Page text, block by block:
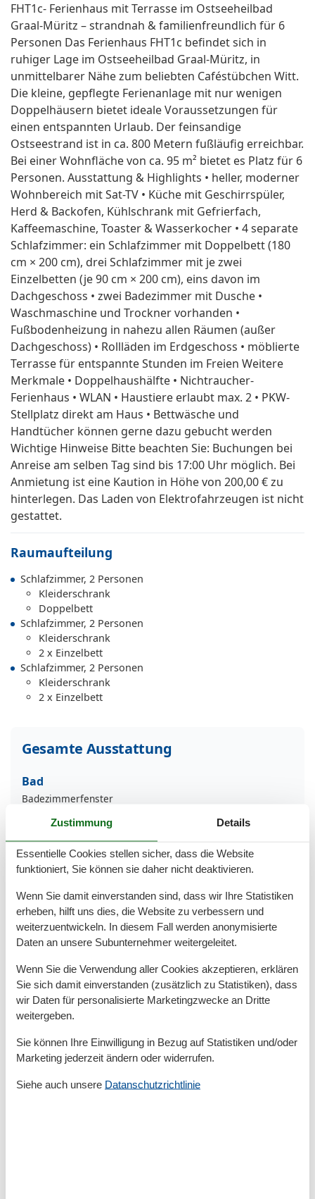
FHT1c- Ferienhaus mit Terrasse im Ostseeheilbad
Graal-Müritz – strandnah & familienfreundlich für 6
Personen Das Ferienhaus FHT1c befindet sich in
ruhiger Lage im Ostseeheilbad Graal-Müritz, in
unmittelbarer Nähe zum beliebten Caféstübchen Witt.
Die kleine, gepflegte Ferienanlage mit nur wenigen
Doppelhäusern bietet ideale Voraussetzungen für
einen entspannten Urlaub. Der feinsandige
Ostseestrand ist in ca. 800 Metern fußläufig erreichbar.
Bei einer Wohnfläche von ca. 95 m² bietet es Platz für 6
Personen. Ausstattung & Highlights • heller, moderner
Wohnbereich mit Sat-TV • Küche mit Geschirrspüler,
Herd & Backofen, Kühlschrank mit Gefrierfach,
Kaffeemaschine, Toaster & Wasserkocher • 4 separate
Schlafzimmer: ein Schlafzimmer mit Doppelbett (180
cm × 200 cm), drei Schlafzimmer mit je zwei
Einzelbetten (je 90 cm × 200 cm), eins davon im
Dachgeschoss • zwei Badezimmer mit Dusche •
Waschmaschine und Trockner vorhanden •
Fußbodenheizung in nahezu allen Räumen (außer
Dachgeschoss) • Rollläden im Erdgeschoss • möblierte
Terrasse für entspannte Stunden im Freien Weitere
Merkmale • Doppelhaushälfte • Nichtraucher-
Ferienhaus • WLAN • Haustiere erlaubt max. 2 • PKW-
Stellplatz direkt am Haus • Bettwäsche und
Handtücher können gerne dazu gebucht werden
Wichtige Hinweise Bitte beachten Sie: Buchungen bei
Anreise am selben Tag sind bis 17:00 Uhr möglich. Bei
Anmietung ist eine Kaution in Höhe von 200,00 € zu
hinterlegen. Das Laden von Elektrofahrzeugen ist nicht
gestattet.
Raumaufteilung
Schlafzimmer, 2 Personen
Kleiderschrank
Doppelbett
Schlafzimmer, 2 Personen
Kleiderschrank
2 x Einzelbett
Schlafzimmer, 2 Personen
Kleiderschrank
2 x Einzelbett
Gesamte Ausstattung
Bad
Badezimmerfenster
Waschbecken
WC
Basic
Nichtraucher
Quadratmeter
Zimmer
Privater P-Platz
Terrasse
Entfernung
Strandentfernung 600 m
Küche
Backofen
Zustimmung Details
Essentielle Cookies stellen sicher, dass die Website
funktioniert, Sie können sie daher nicht deaktivieren.
Wenn Sie damit einverstanden sind, dass wir Ihre Statistiken
erheben, hilft uns dies, die Website zu verbessern und
weiterzuentwickeln. In diesem Fall werden anonymisierte
Daten an unsere Subunternehmer weitergeleitet.
Wenn Sie die Verwendung aller Cookies akzeptieren, erklären
Sie sich damit einverstanden (zusätzlich zu Statistiken), dass
wir Daten für personalisierte Marketingzwecke an Dritte
weitergeben.
Sie können Ihre Einwilligung in Bezug auf Statistiken und/oder
Marketing jederzeit ändern oder widerrufen.
Siehe auch unsere Datanschutzrichtlinie